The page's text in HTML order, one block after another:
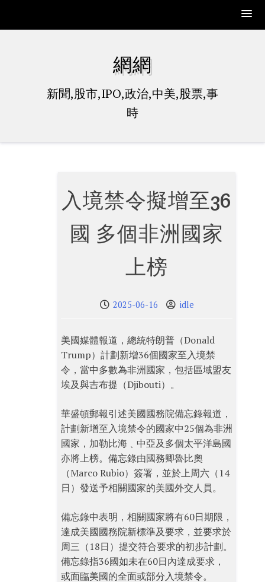
網網
新聞,股市,IPO,政治,中美,股票,事
時
入境禁令擬增至36
國 多個非洲國家
上榜
2025-06-16 idle
美國媒體報道，總統特朗普（Donald
Trump）計劃新增36個國家至入境禁
令，當中多數為非洲國家，包括區域盟友
埃及與吉布提（Djibouti）。
華盛頓郵報引述美國國務院備忘錄報道，
計劃新增至入境禁令的國家中25個為非洲
國家，加勒比海﹑中亞及多個太平洋島國
亦將上榜。備忘錄由國務卿魯比奧
（Marco Rubio）簽署，並於上周六（14
日）發送予相關國家的美國外交人員。
備忘錄中表明，相關國家將有60日期限，
達成美國國務院新標準及要求，並要求於
周三（18日）提交符合要求的初步計劃。
備忘錄指36國如未在60日內達成要求，
或面臨美國的全面或部分入境禁令。